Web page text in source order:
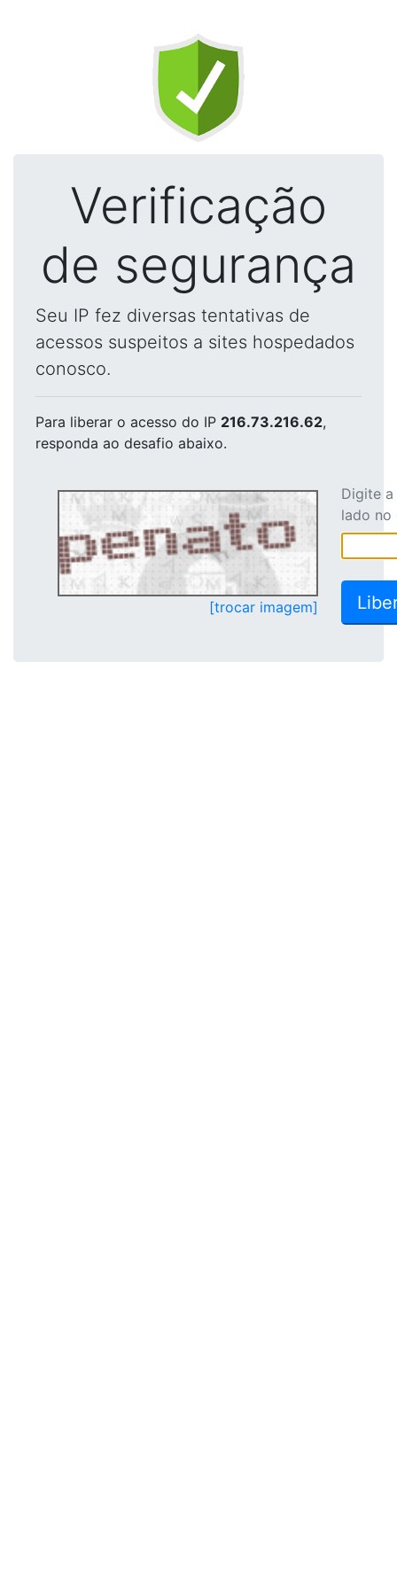
Verificação
de segurança
Seu IP fez diversas tentativas de
acessos suspeitos a sites hospedados
conosco.
Para liberar o acesso do IP 216.73.216.62,
responda ao desafio abaixo.
[trocar imagem]
Digite
lado no